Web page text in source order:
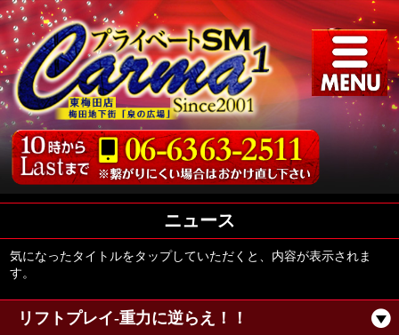
ニュース
気になったタイトルをタップしていただくと、内容が表示されま
す。
リフトプレイ-重力に逆らえ！！